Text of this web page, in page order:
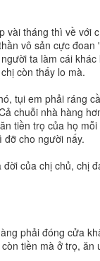
vài tháng thì về với
vô sản cực
ta làm cái
còn thấy lo mà.
tụi em phải ráng
chuỗi nhà hàng
tiền trọ của họ
đỡ cho người nấy.
của chị chủ, chị
phải đóng cửa
tiền mà ở trọ, ăn